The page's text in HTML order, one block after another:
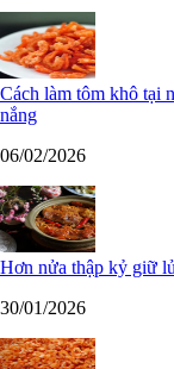
Cách làm tôm khô tại
nắng
06/02/2026
Hơn nửa thập kỷ giữ
30/01/2026